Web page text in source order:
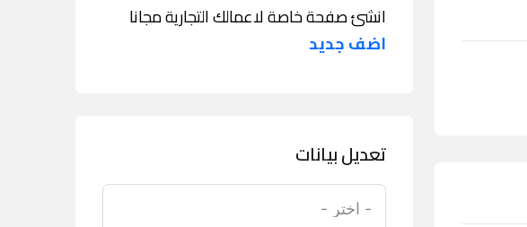
انشئ صفحة خاصة لاعمالك التجارية مجانا
اضف جديد
تعديل بيانات